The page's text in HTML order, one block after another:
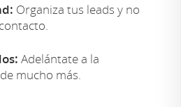
Organiza tus leads y no
Adelántate a la
mucho más.